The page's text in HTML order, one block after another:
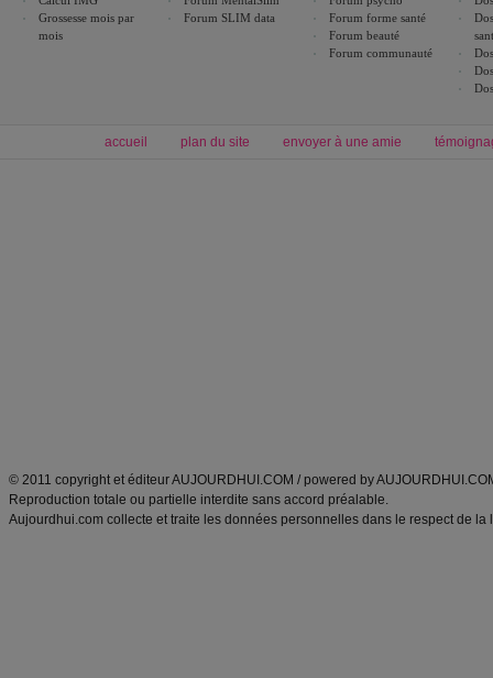
Grossesse mois par
mois
Forum SLIM data
Forum forme santé
Forum beauté
Forum communauté
accueil plan du site envoyer à une amie
© 2011 copyright et éditeur AUJOURDHUI.COM / powered by
Reproduction totale ou partielle interdite sans accord préalable.
Aujourdhui.com collecte et traite les données personnelles dans le respect de